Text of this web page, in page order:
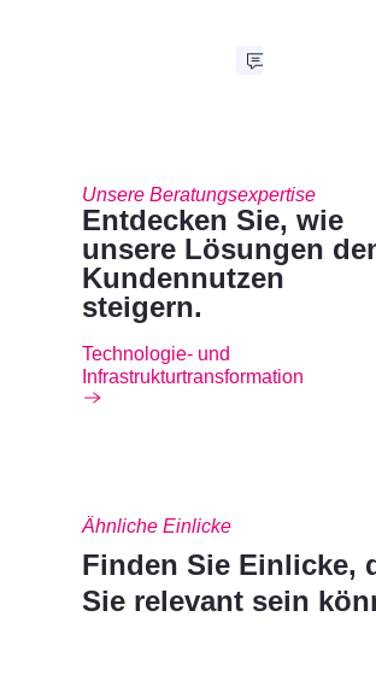
Unsere Beratungsexpertise
Entdecken Sie, wie
unsere Lösungen
Kundennutzen
steigern.
Technologie- und
Infrastrukturtransformation
Ähnliche Einlicke
Finden Sie Einlicke,
Sie relevant sein